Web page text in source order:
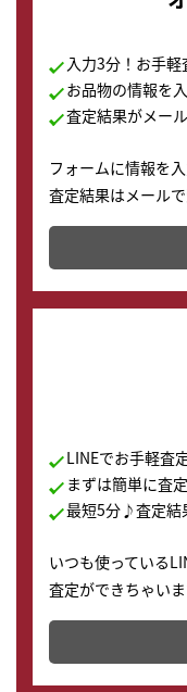
入力3分！お手軽
お品物の情報を
査定結果がメー
フォームに情報を
査定結果はメール
かります。
LINEでお手軽査
まずは簡単に査
最短5分♪査定結
いつも使っている
査定ができちゃい
どこからでもすぐ